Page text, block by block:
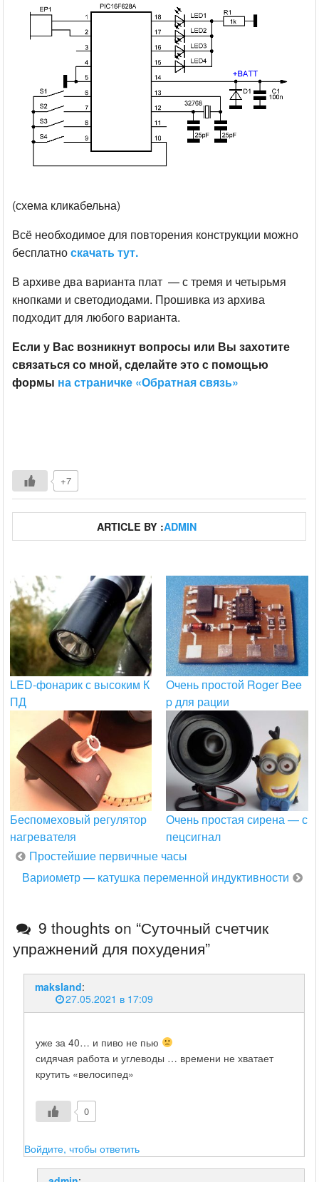
(схема кликабельна)
Всё необходимое для повторения конструкции можно
бесплатноскачать тут.
В архиве два варианта плат — с тремя и четырьмя
кнопками и светодиодами. Прошивка из архива
подходит для любого варианта.
Если у Вас возникнут вопросы или Вы захотите
связаться со мной, сделайте это с помощью
формы на страничке «Обратная связь»
+7
ARTICLE BY :ADMIN
LED-фонарик с высоким К
ПД
Очень простой Roger Bee
p для рации
Беcпомеховый регулятор
нагревателя
Очень простая сирена — с
пецсигнал
Навигация
по
Простейшие первичные часы
Вариометр — катушка переменной индуктивности
9 thoughts on “Суточный счетчик
упражнений для похудения”
maksland:
27.05.2021 в 17:09
уже за 40… и пиво не пью
сидячая работа и углеводы … времени не хватает
крутить «велосипед»
0
Войдите, чтобы ответить